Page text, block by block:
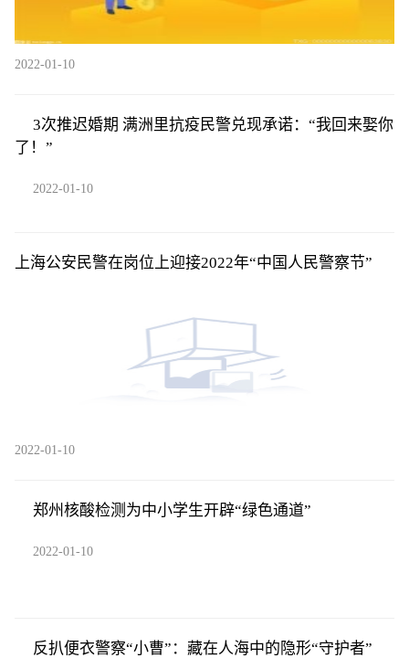
2022-01-10
3次推迟婚期 满洲里抗疫民警兑现承诺：“我回来娶你
了！”
2022-01-10
上海公安民警在岗位上迎接2022年“中国人民警察节”
2022-01-10
郑州核酸检测为中小学生开辟“绿色通道”
2022-01-10
反扒便衣警察“小曹”：藏在人海中的隐形“守护者”